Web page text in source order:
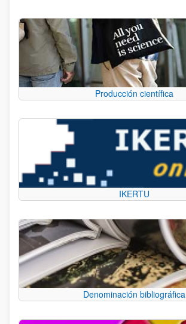
Producción científica
IKERTU
Denominación bibliográfica